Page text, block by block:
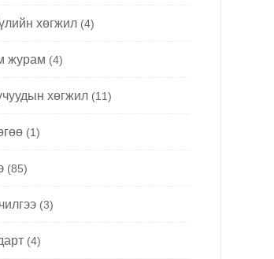
хөгжил(4)
журам (4)
хөгжил(11)
(1)
(85)
(3)
(4)